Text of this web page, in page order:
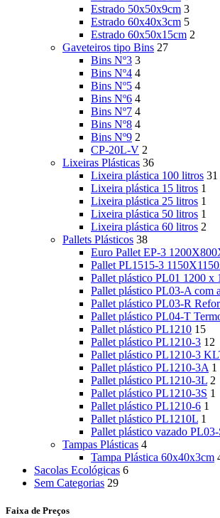
Estrado 50x50x9cm 3
Estrado 60x40x3cm 5
Estrado 60x50x15cm 2
Gaveteiros tipo Bins 27
Bins Nº3 3
Bins Nº4 4
Bins Nº5 4
Bins Nº6 4
Bins Nº7 4
Bins Nº8 4
Bins Nº9 2
CP-20L-V 2
Lixeiras Plásticas 36
Lixeira plástica 100 litros 31
Lixeira plástica 15 litros 1
Lixeira plástica 25 litros 1
Lixeira plástica 50 litros 1
Lixeira plástica 60 litros 2
Pallets Plásticos 38
Euro Pallet EP-3
Pallet PL1515-3
Pallet plástico PL01 1200 x
Pallet plástico PL03-A com
Pallet plástico PL03-R
Pallet plástico PL04-T
Pallet plástico PL1210 15
Pallet plástico PL1210-3 12
Pallet plástico PL1210-3
Pallet plástico PL1210-3A 1
Pallet plástico PL1210-3L 2
Pallet plástico PL1210-3S 1
Pallet plástico PL1210-6 1
Pallet plástico PL1210L 1
Pallet plástico vazado PL03-
Tampas Plásticas 4
Tampa Plástica 60x40x3cm
Sacolas Ecológicas 6
Sem Categorias 29
Faixa de Preços